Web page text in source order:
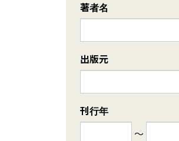
著者名
出版元
刊行年
～